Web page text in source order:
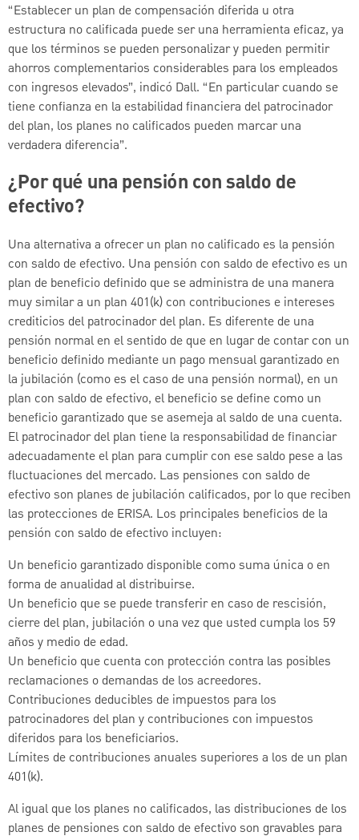
“Establecer un plan de compensación diferida u otra
estructura no calificada puede ser una herramienta eficaz, ya
que los términos se pueden personalizar y pueden permitir
ahorros complementarios considerables para los empleados
con ingresos elevados”, indicó Dall. “En particular cuando se
tiene confianza en la estabilidad financiera del patrocinador
del plan, los planes no calificados pueden marcar una
verdadera diferencia”.
¿Por qué una pensión con saldo de
efectivo?
Una alternativa a ofrecer un plan no calificado es la pensión
con saldo de efectivo. Una pensión con saldo de efectivo es un
plan de beneficio definido que se administra de una manera
muy similar a un plan 401(k) con contribuciones e intereses
crediticios del patrocinador del plan. Es diferente de una
pensión normal en el sentido de que en lugar de contar con un
beneficio definido mediante un pago mensual garantizado en
la jubilación (como es el caso de una pensión normal), en un
plan con saldo de efectivo, el beneficio se define como un
beneficio garantizado que se asemeja al saldo de una cuenta.
El patrocinador del plan tiene la responsabilidad de financiar
adecuadamente el plan para cumplir con ese saldo pese a las
fluctuaciones del mercado. Las pensiones con saldo de
efectivo son planes de jubilación calificados, por lo que reciben
las protecciones de ERISA. Los principales beneficios de la
pensión con saldo de efectivo incluyen:
Un beneficio garantizado disponible como suma única o en
forma de anualidad al distribuirse.
Un beneficio que se puede transferir en caso de rescisión,
cierre del plan, jubilación o una vez que usted cumpla los 59
años y medio de edad.
Un beneficio que cuenta con protección contra las posibles
reclamaciones o demandas de los acreedores.
Contribuciones deducibles de impuestos para los
patrocinadores del plan y contribuciones con impuestos
diferidos para los beneficiarios.
Límites de contribuciones anuales superiores a los de un plan
401(k).
Al igual que los planes no calificados, las distribuciones de los
planes de pensiones con saldo de efectivo son gravables para